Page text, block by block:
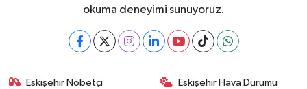
okuma deneyimi sunuyoruz.
Eskişehir Nöbetçi
Eskişehir Hava Durumu